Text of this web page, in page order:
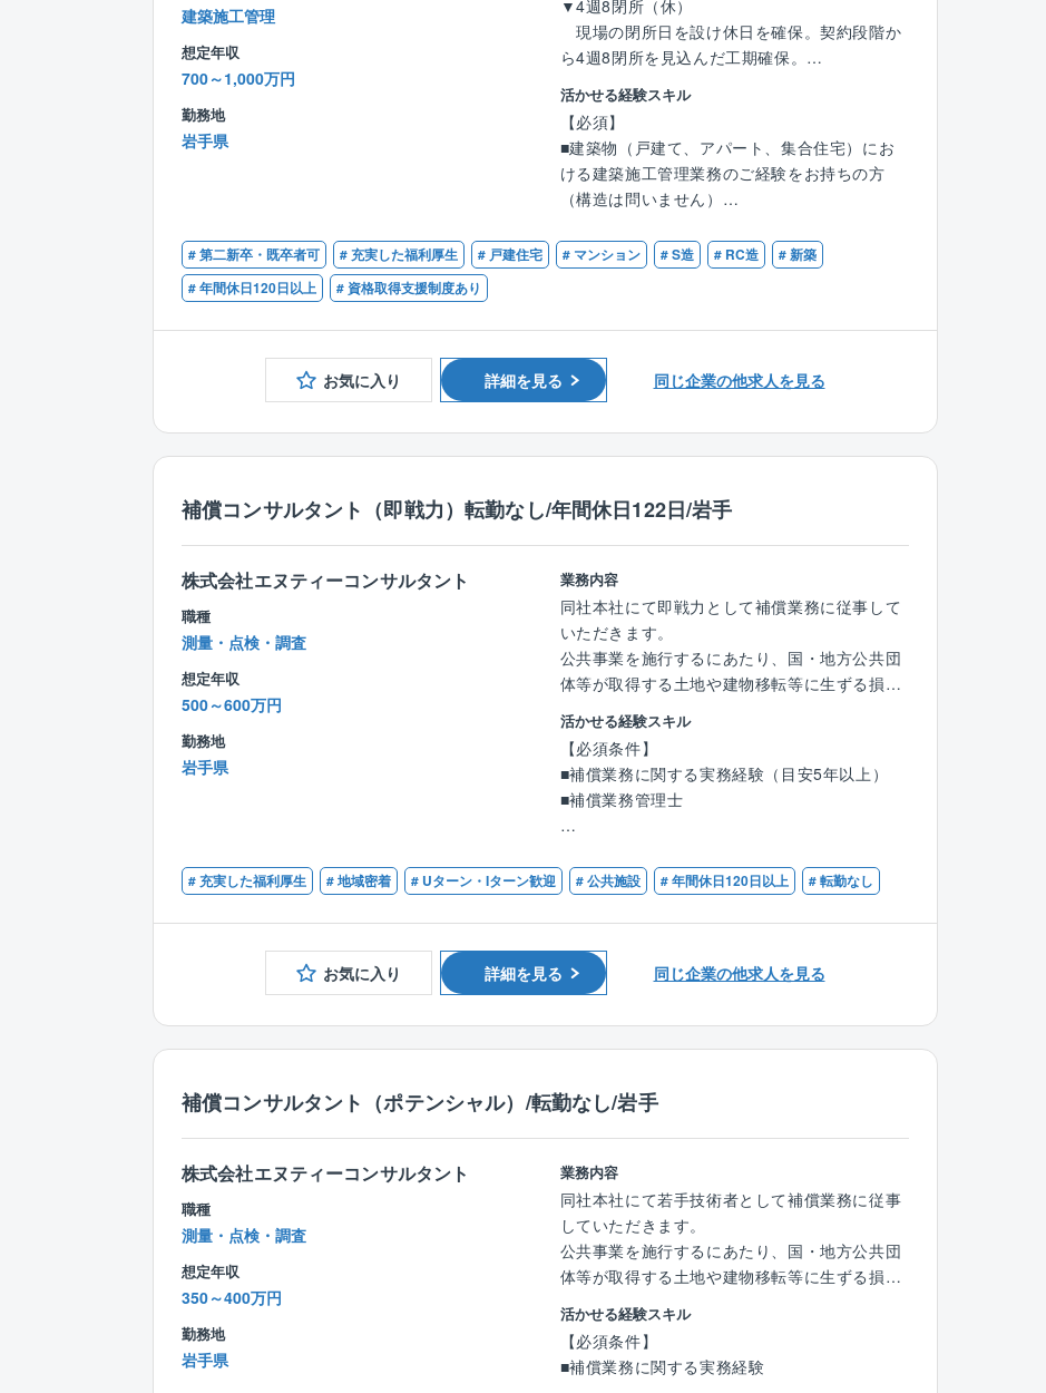
同社の設計はお客様と顔を合わせる機会が多い
為、自ずと理念を実現に結びつけられる環境で
す。
お客様が「こんな暮らしがしたい」とイメージ
されている空間を、自分のアイデアや工夫を盛
り込んでカタチにできた時、お客様から喜びの
声をダイレクトに感じることができます。
■業界最高水準の高気密住宅のため、顧客希望
の間取りが可能です。
＜同社の独自技術＞
新技術を追求し続ける同社。木造3階建ての新
工法、『ビッグフレーム工法』など、これまで
他社に先駆けて新たな技術を世に出してきまし
た。
常に新工法の開発に取り組む同社でなら、きっ
と自身のスキルアップも図れるはず。
刺激的な環境で、レベルアップを目指してくだ
スピードよりも質の高さを重視。一戸一戸を丁
寧に施工しています。
☆品質にこだわれる「分業制」
同社では施工管理における建築担当、土木担当
など、担当領域の分業化を行うことで、それぞ
中できるような体制を整えています。
☆顧客管理なし！
顧客管理は元請が行い、積算担当者が発注のた
めの拾いを分業するので、施工管理にこだわっ
た業務が可能です。
【こんな方は活躍期待大です！】
◎自らチームを率いて次世代を切り拓きたい方
◎地元で自分らしく働きたい方歓迎
◎先々まで安定した企業基盤のもと、専門性を
【勤務地】
■全国の住友林業ホームエンジニアリング各事
※勤務地はあなたの希望を考慮の上、決定しま
す
※U、Iターン歓迎！
き方）
建築施工管理
想定年収
700～1,000万円
勤務地
岩手県
▼4週8閉所（休）
現場の閉所日を設け休日を確保。契約段階か
ら4週8閉所を見込んだ工期確保。
▼シリーズによって建築の仕方が変わったり、
建築規模の大小や建設地毎の施工条件によって
計画の立て方が変わったりするため、現場によ
って違いがあり様々な経験を積んでキャリアア
ップすることが可能。
（ご経験が少ない方も、短期間で基本的な業務
は習得できます。）
▼システム建築且つ協力会社が固定されている
価制度
▼福利厚生が充実
ブ）の低層集合住宅における建築施工管理を担
当していただきます。
【具体的には】
■新築集合住宅の現場における管理項目（安
全、品質、工程、コスト、環境、人）の管理
（計画書作成、実施指示、点検確認、軌道修
正）を行い、施主様へ良品をお渡しする業務及
び、建物引渡し後のアフター点検業務
■携わる案件＝自社プレハブ商品シリーズ（重
量、軽量鉄骨構造）
■工期＝3〜6ヶ月（建物規模による）※常時1〜
2件を担当していただきます
【キャリアパス】
価体制を敷いています。
年に6回以上の面談を行い、目標設定、評価フ
ィードバック実施。
る環境です。
業界最大手としてコンプライアンスを遵守する
ために、高い基準での就業管理体制を取り、ワ
ークライフバランスに力を入れています。
▼平均年収は964万円(2024年4月末全社員平
均)
▼残業時間：全社平均21.8時間/月 程度
▼育児休業最長3年、子の出生1人につき100万
円支給
▼年間休日123日、積立有給あり
※その他ワークライフバランスをサポートする
制度多数有り
活かせる経験スキル
【必須】
■建築物（戸建て、アパート、集合住宅）にお
ける建築施工管理業務のご経験をお持ちの方
（構造は問いません）
【歓迎】
※20代であれば2級建築施工管理技士補でも可
# 第二新卒・既卒者可 # 充実した福利厚生 # 戸建住宅 # マンション # S造 # RC造
# 新築
# 年間休日120日以上
# 資格取得支援制度あり
お気に入り 詳細を見る 同じ企業の他求人を見る
補償コンサルタント（即戦力）転勤なし/年間休日122日/岩手
株式会社エヌティーコンサルタント
職種
測量・点検・調査
想定年収
500～600万円
勤務地
岩手県
業務内容
同社本社にて即戦力として補償業務に従事して
いただきます。
公共事業を施行するにあたり、国・地方公共団
体等が取得する土地や建物移転等に生ずる損失
について、所有者や借家人等の関係人に生じる
損失の補償金算定を公平に算定する業務です。
【具体的には】
■土地調査：土地の所在、地目、地積、権利関
係等を調査し、補償算定の基礎資料を作成しま
す。
■物件調査：建物や附属工作物、立木等につい
■事業損失調査：工事の実施に伴う振動・騒
音・地盤変動等による建物被害の有無を調査・
す。
■保安林解除申請業務：公共事業に伴い必要と
なる保安林解除について、現地調査、関係資料
の整理、申請図書の作成、関係機関との協議支
援まで一貫して対応します。
【同社の魅力】
■豊富な資格手当
償業務管理士（2万円/月）、測量士（1万円/
月）など資格ごとに手当がございます。
同社では資格取得の支援も行っておりますの
活かせる経験スキル
【必須条件】
■補償業務に関する実務経験（目安5年以上）
■補償業務管理士
■建築士
■測量士
# 充実した福利厚生 # 地域密着 # Uターン・Iターン歓迎 # 公共施設 # 年間休日120日以上 # 転勤なし
お気に入り 詳細を見る 同じ企業の他求人を見る
補償コンサルタント（ポテンシャル）/転勤なし/岩手
株式会社エヌティーコンサルタント
職種
測量・点検・調査
想定年収
350～400万円
勤務地
岩手県
業務内容
同社本社にて若手技術者として補償業務に従事
していただきます。
公共事業を施行するにあたり、国・地方公共団
体等が取得する土地や建物移転等に生ずる損失
について、所有者や借家人等の関係人に生じる
損失の補償金算定を公平に算定する業務です。
【具体的には】
活かせる経験スキル
【必須条件】
■補償業務に関する実務経験